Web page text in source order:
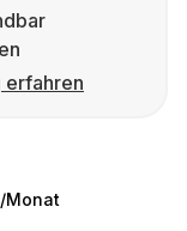
erfahren
/Monat